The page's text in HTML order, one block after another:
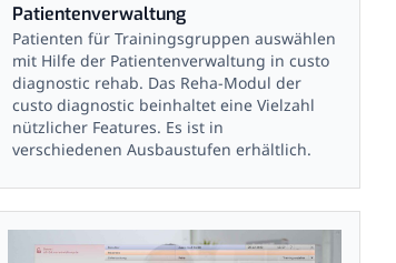
Patientenverwaltung
Patienten für Trainingsgruppen auswählen
mit Hilfe der Patientenverwaltung in custo
diagnostic rehab. Das Reha-Modul der
custo diagnostic beinhaltet eine Vielzahl
nützlicher Features. Es ist in
verschiedenen Ausbaustufen erhältlich.